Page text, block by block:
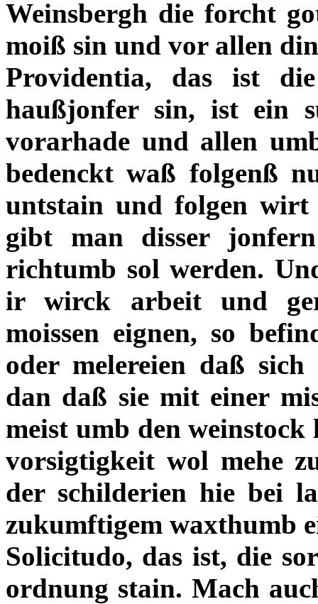
Weinsbergh die forcht
moiß sin und vor allen
Providentia, das ist
haußjonfer sin, ist ein
vorarhade und allen
bedenckt waß folgenß
untstain und folgen wirt
gibt man disser
richtumb sol werden.
ir wirck arbeit und
moissen eignen, so
oder melereien daß
dan daß sie mit einer
meist umb den
vorsigtigkeit wol mehe
der schilderien hie bei
zukumftigem waxthumb
Solicitudo, das ist, die
ordnung stain. Mach